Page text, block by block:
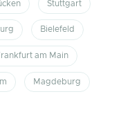
Stuttgart
Bielefeld
am Main
Magdeburg